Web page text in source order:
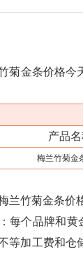
菊金条价格今
产品
梅兰竹菊金
兰竹菊金条价
每个品牌和黄
等加工费和仓